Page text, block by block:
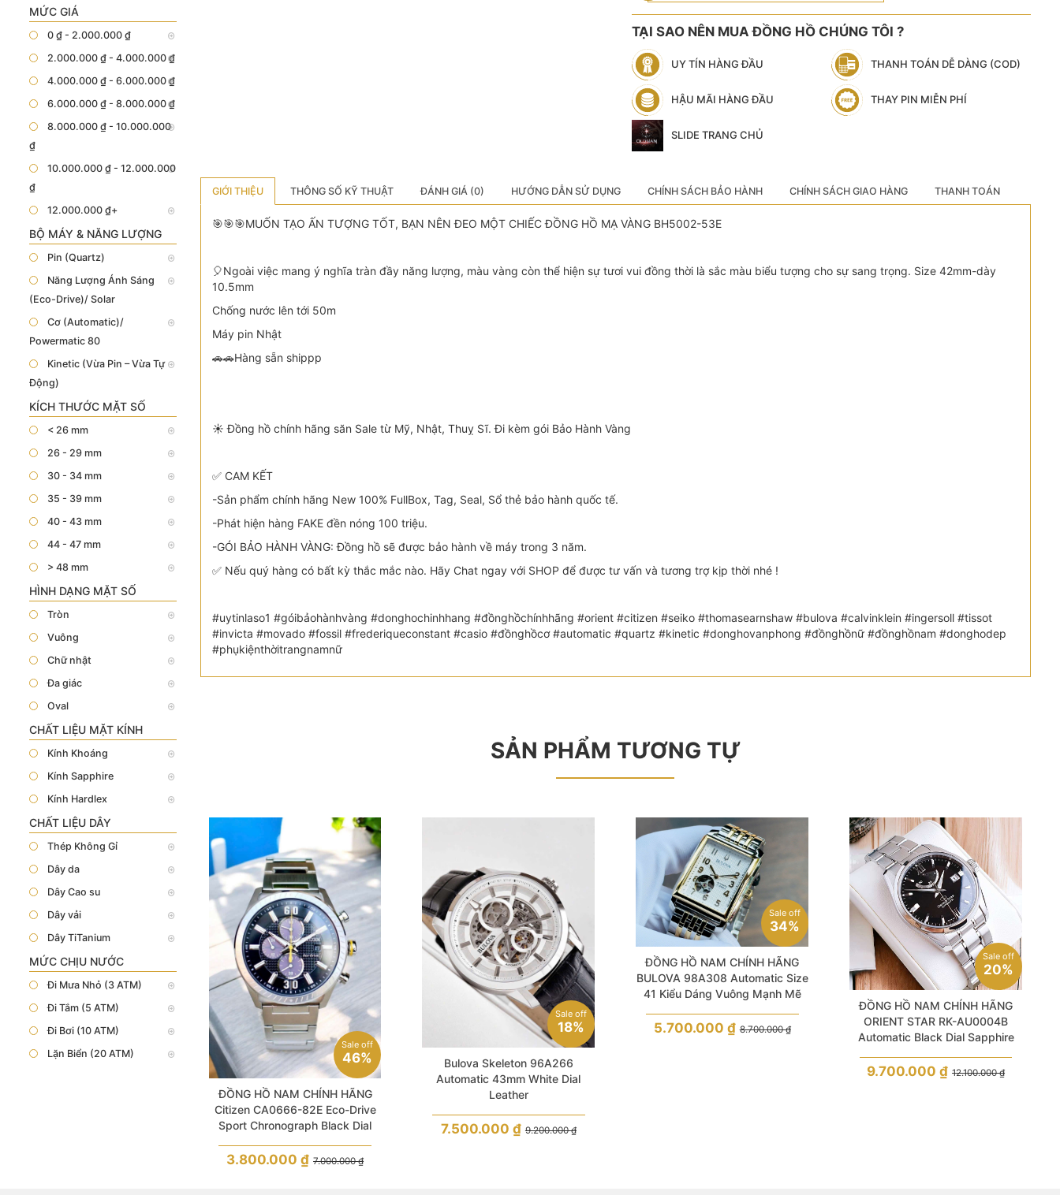
MỨC GIÁ
0 ₫ - 2.000.000 ₫
2.000.000 ₫ - 4.000.000 ₫
4.000.000 ₫ - 6.000.000 ₫
6.000.000 ₫ - 8.000.000 ₫
8.000.000 ₫ - 10.000.000
₫
10.000.000 ₫ - 12.000.000
₫
12.000.000 ₫+
BỘ MÁY & NĂNG LƯỢNG
Pin (Quartz)
Năng Lượng Ánh Sáng
(Eco-Drive)/ Solar
Cơ (Automatic)/
Powermatic 80
Kinetic (Vừa Pin – Vừa Tự
Động)
KÍCH THƯỚC MẶT SỐ
< 26 mm
26 - 29 mm
30 - 34 mm
35 - 39 mm
40 - 43 mm
44 - 47 mm
> 48 mm
HÌNH DẠNG MẶT SỐ
Tròn
Vuông
Chữ nhật
Đa giác
Oval
CHẤT LIỆU MẶT KÍNH
Kính Khoáng
Kính Sapphire
Kính Hardlex
CHẤT LIỆU DÂY
Thép Không Gỉ
Dây da
Dây Cao su
Dây vải
Dây TiTanium
MỨC CHỊU NƯỚC
Đi Mưa Nhỏ (3 ATM)
Đi Tắm (5 ATM)
Đi Bơi (10 ATM)
Lặn Biển (20 ATM)
TẠI SAO NÊN MUA ĐỒNG HỒ CHÚNG TÔI ?
UY TÍN HÀNG ĐẦU THANH TOÁN DỄ DÀNG (COD)
HẬU MÃI HÀNG ĐẦU THAY PIN MIỄN PHÍ
SLIDE TRANG CHỦ
GIỚI THIỆU THÔNG SỐ KỸ THUẬT ĐÁNH GIÁ (0) HƯỚNG DẪN SỬ DỤNG CHÍNH SÁCH BẢO HÀNH CHÍNH SÁCH GIAO HÀNG THANH TOÁN
🎯️🎯️🎯MUỐN TẠO ẤN TƯỢNG TỐT, BẠN NÊN ĐEO MỘT CHIẾC ĐỒNG HỒ MẠ VÀNG BH5002-53E
️🎈Ngoài việc mang ý nghĩa tràn đầy năng lượng, màu vàng còn thể hiện sự tươi vui đồng thời là sắc màu biểu tượng cho sự sang trọng. Size 42mm-dày
10.5mm
Chống nước lên tới 50m
Máy pin Nhật
🚗🚗Hàng sẵn shippp
☀️ Đồng hồ chính hãng săn Sale từ Mỹ, Nhật, Thuỵ Sĩ. Đi kèm gói Bảo Hành Vàng
✅ CAM KẾT
-Sản phẩm chính hãng New 100% FullBox, Tag, Seal, Sổ thẻ bảo hành quốc tế.
-Phát hiện hàng FAKE đền nóng 100 triệu.
-GÓI BẢO HÀNH VÀNG: Đồng hồ sẽ được bảo hành về máy trong 3 năm.
✅ Nếu quý hàng có bất kỳ thắc mắc nào. Hãy Chat ngay với SHOP để được tư vấn và tương trợ kịp thời nhé !
#uytinlaso1 #góibảohànhvàng #donghochinhhang #đồnghồchínhhãng #orient #citizen #seiko #thomasearnshaw #bulova #calvinklein #ingersoll #tissot
#invicta #movado #fossil #frederiqueconstant #casio #đồnghồcơ #automatic #quartz #kinetic #donghovanphong #đồnghồnữ #đồnghồnam #donghodep
#phụkiệnthờitrangnamnữ
SẢN PHẨM TƯƠNG TỰ
Sale off
46%
ĐỒNG HỒ NAM CHÍNH HÃNG
Citizen CA0666-82E Eco-Drive
Sport Chronograph Black Dial
7.000.000₫
3.800.000₫
Sale off
18%
Bulova Skeleton 96A266
Automatic 43mm White Dial
Leather
9.200.000₫
7.500.000 ₫
Sale off
34%
ĐỒNG HỒ NAM CHÍNH HÃNG
BULOVA 98A308 Automatic Size
41 Kiểu Dáng Vuông Mạnh Mẽ
8.700.000₫
5.700.000 ₫
Sale off
20%
ĐỒNG HỒ NAM CHÍNH HÃNG
ORIENT STAR RK-AU0004B
Automatic Black Dial Sapphire
12.100.000₫
9.700.000₫